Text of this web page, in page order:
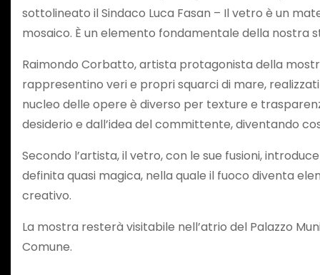
sottolineato il Sindaco Luca Fasan – Il vetro è un
mosaico. È un elemento fondamentale della nostra
Raimondo Corbatto, artista protagonista della
rappresentino veri e propri squarci di mare,
nucleo delle opere è diverso per texture e
desiderio e dall’idea del committente, diventando
Secondo l’artista, il vetro, con le sue fusioni,
definita quasi magica, nella quale il fuoco diventa
creativo.
La mostra resterà visitabile nell’atrio del Palazzo
Comune.